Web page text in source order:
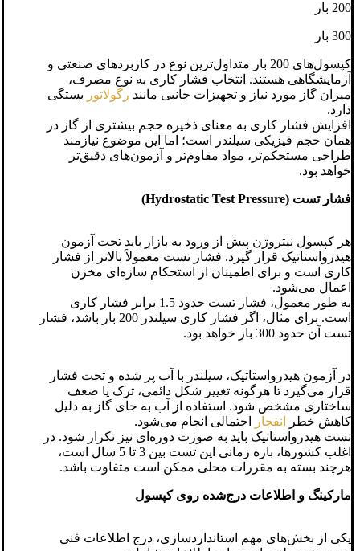
200 بار
300 بار
کپسول‌های 200 بار متداول‌ترین نوع در کاربردهای صنعتی و
آزمایشگاهی هستند. انتخاب فشار کاری به نوع مصرف،
میزان گاز مورد نیاز و تجهیزات جانبی مانند رگولاتور بستگی
دارد.
افزایش فشار کاری به معنای ذخیره حجم بیشتری از گاز در
همان حجم فیزیکی سیلندر است؛ اما این موضوع نیازمند
طراحی مستحکم‌تر، مواد مقاوم‌تر و آزمون‌های دقیق‌تر
خواهد بود.
فشار تست (Hydrostatic Test Pressure)
هر کپسول نیتروژن پیش از ورود به بازار باید تحت آزمون
هیدرواستاتیک قرار گیرد. فشار تست معمولاً بالاتر از فشار
کاری است و برای اطمینان از استحکام سازه‌ای مخزن
اعمال می‌شود.
به طور معمول، فشار تست حدود 1.5 برابر فشار کاری
است. برای مثال، اگر فشار کاری سیلندر 200 بار باشد، فشار
تست آن حدود 300 بار خواهد بود.
در آزمون هیدرواستاتیک، سیلندر با آب پر شده و تحت فشار
قرار می‌گیرد تا هرگونه تغییر شکل دائمی، ترک یا ضعف
ساختاری مشخص شود. استفاده از آب به جای گاز به دلیل
کاهش خطر
انفجار
احتمالی انجام می‌شود.
تست هیدرواستاتیک باید به صورت دوره‌ای نیز تکرار شود. در
اغلب کشورها، بازه زمانی این تست بین 3 تا 5 سال است،
هرچند بسته به مقررات محلی ممکن است متفاوت باشد.
مارکینگ و اطلاعات درج‌شده روی کپسول
یکی از بخش‌های مهم استانداردسازی، درج اطلاعات فنی